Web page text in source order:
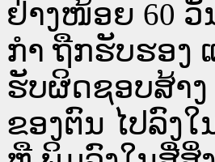
ຢ່າງໜ້ອຍ 60
ກໍາ ຖືກຮັບຮອງ
ຮັບຜິດຊອບສ້າງ
ຂອງຕົນ ໄປລົງ